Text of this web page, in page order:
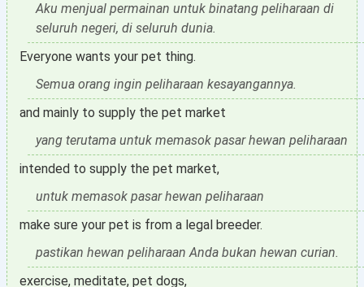
Aku menjual permainan untuk binatang peliharaan di
seluruh negeri, di seluruh dunia.
Everyone wants your pet thing.
Semua orang ingin peliharaan kesayangannya.
and mainly to supply the pet market
yang terutama untuk memasok pasar hewan peliharaan
intended to supply the pet market,
untuk memasok pasar hewan peliharaan
make sure your pet is from a legal breeder.
pastikan hewan peliharaan Anda bukan hewan curian.
exercise, meditate, pet dogs,